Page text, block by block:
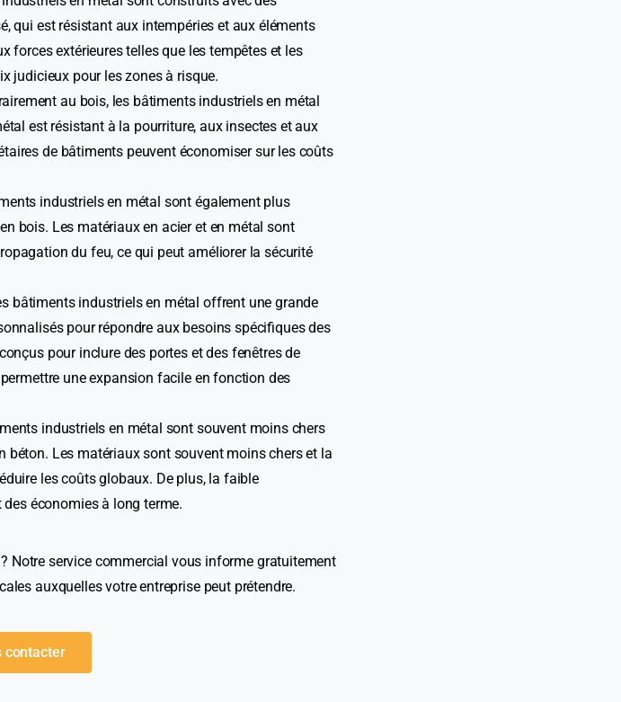
qui est résistant aux intempéries et aux éléments
forces extérieures telles que les tempêtes et les
judicieux pour les zones à risque.
au bois, les bâtiments industriels en métal
est résistant à la pourriture, aux insectes et aux
de bâtiments peuvent économiser sur les coûts
industriels en métal sont également plus
bois. Les matériaux en acier et en métal sont
du feu, ce qui peut améliorer la sécurité
bâtiments industriels en métal offrent une grande
pour répondre aux besoins spécifiques des
pour inclure des portes et des fenêtres de
une expansion facile en fonction des
industriels en métal sont souvent moins chers
béton. Les matériaux sont souvent moins chers et la
les coûts globaux. De plus, la faible
économies à long terme.
Notre service commercial vous informe gratuitement
auxquelles votre entreprise peut prétendre.
contacter